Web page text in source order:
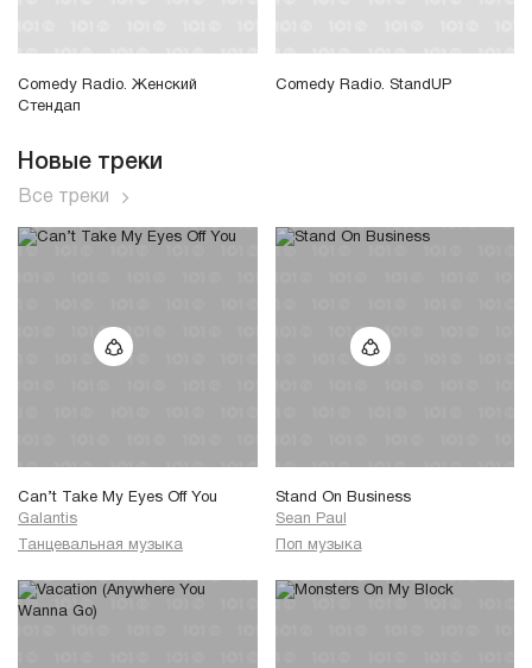
Comedy Radio. Женский
Стендап
Comedy Radio. StandUP
Новые треки
Все треки
Can’t Take My Eyes Off You
Galantis
Танцевальная музыка
Stand On Business
Sean Paul
Поп музыка